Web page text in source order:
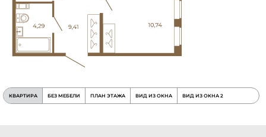
КВАРТИРА БЕЗ МЕБЕЛИ ПЛАН ЭТАЖА ВИД ИЗ ОКНА ВИД ИЗ ОКНА 2